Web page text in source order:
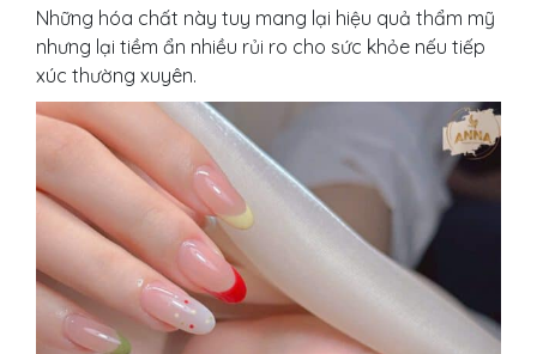
Những hóa chất này tuy mang lại hiệu quả thẩm mỹ
nhưng lại tiềm ẩn nhiều rủi ro cho sức khỏe nếu tiếp
xúc thường xuyên.